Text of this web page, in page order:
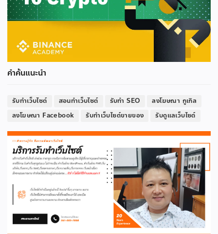
คำค้นแนะนำ
รับทำเว็บไซต์ สอนทำเว็บไซต์ รับทำ SEO
ลงโฆษณา กูเกิล
ลงโฆษณา Facebook
รับทำเว็บไซต์ขายของ รับดูแลเว็บไซต์